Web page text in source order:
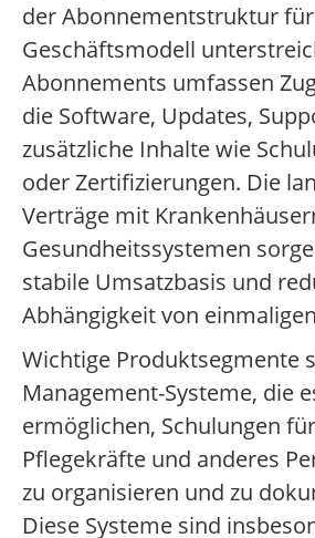
der Abonnementstruktur
Geschäftsmodell
Abonnements umfassen
die Software, Updates,
zusätzliche Inhalte wie
oder Zertifizierungen. Die
Verträge mit
Gesundheitssystemen
stabile Umsatzbasis und
Abhängigkeit von
Wichtige Produktsegmente
Management-Systeme, die
ermöglichen, Schulungen
Pflegekräfte und anderes
zu organisieren und zu
Diese Systeme sind